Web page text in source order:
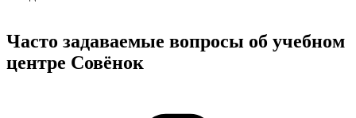
Часто задаваемые вопросы об учебном
центре Совёнок